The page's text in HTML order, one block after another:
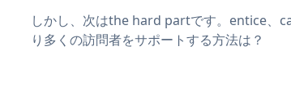
しかし、次はthe hard partです。entice、
り多くの訪問者をサポートする方法は？